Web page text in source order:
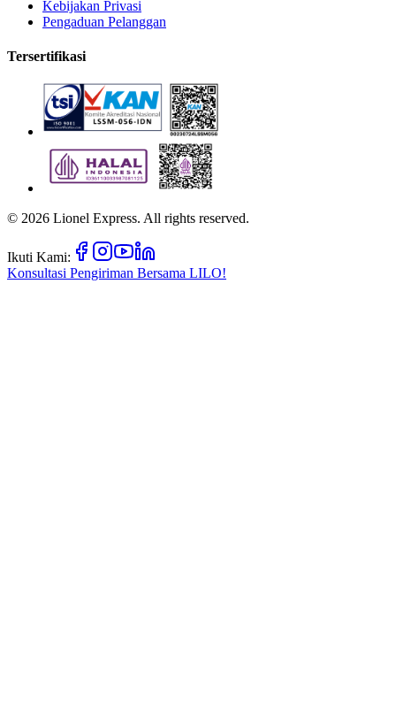
Kebijakan Privasi
Pengaduan Pelanggan
Tersertifikasi
© 2026 Lionel Express. All rights reserved.
Ikuti Kami:
Konsultasi Pengiriman Bersama LILO!